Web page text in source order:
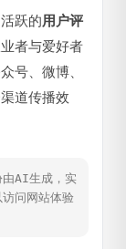
跃的用户评
者与爱好者
号、微博、
道传播效
由AI生成，实
问网站体验